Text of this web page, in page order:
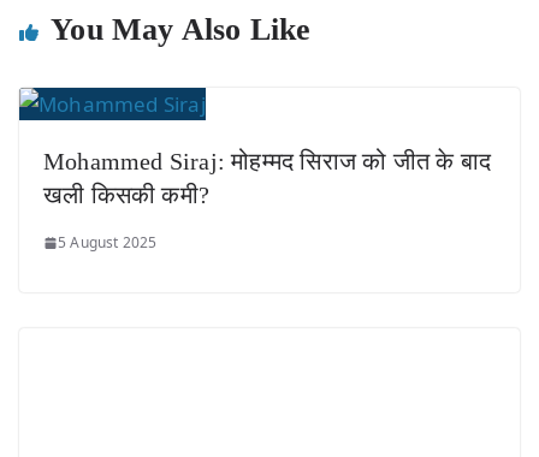
You May Also Like
Mohammed Siraj: मोहम्मद सिराज को जीत के बाद
खली किसकी कमी?
5 August 2025